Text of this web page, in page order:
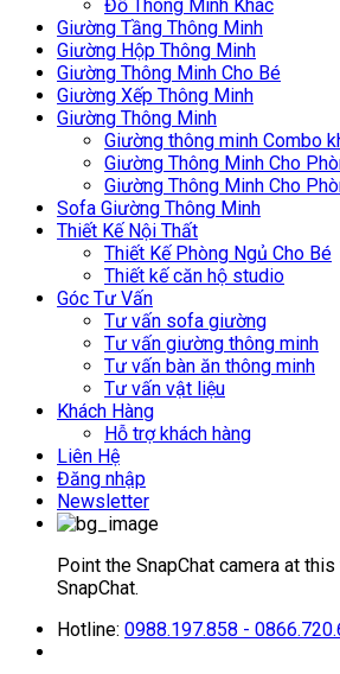
Đồ Thông Minh Khác
Giường Tầng Thông Minh
Giường Hộp Thông Minh
Giường Thông Minh Cho Bé
Giường Xếp Thông Minh
Giường Thông Minh
Giường thông minh Combo
Giường Thông Minh Cho
Giường Thông Minh Cho
Sofa Giường Thông Minh
Thiết Kế Nội Thất
Thiết Kế Phòng Ngủ Cho Bé
Thiết kế căn hộ studio
Góc Tư Vấn
Tư vấn sofa giường
Tư vấn giường thông minh
Tư vấn bàn ăn thông minh
Tư vấn vật liệu
Khách Hàng
Hỗ trợ khách hàng
Liên Hệ
Đăng nhập
Newsletter
Point the SnapChat camera at
SnapChat.
Hotline: 0988.197.858 -